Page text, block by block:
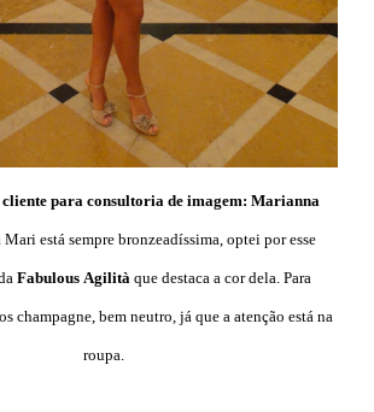
para consultoria de imagem: Marianna
Mari está sempre bronzeadíssima, optei por esse
Fabulous Agilità que destaca a cor dela. Para
champagne, bem neutro, já que a atenção está na
roupa.